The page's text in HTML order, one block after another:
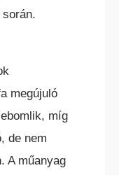
megújuló
míg
de nem
A műanyag